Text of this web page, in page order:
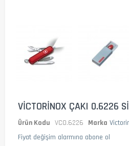
VICTORINOX ÇAKI 0.6226
Ürün Kodu VC0.6226 Marka
Fiyat değişim alarmına abone ol